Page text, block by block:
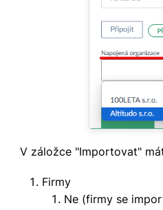
V záložce "Importovat"
Firmy
Ne (firmy se